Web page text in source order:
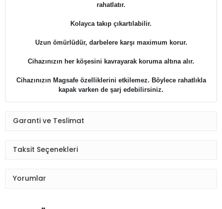
rahatlatır.
Kolayca takıp çıkartılabilir.
Uzun ömürlüdür, darbelere karşı maximum korur.
​​​​​​​Cihazınızın her köşesini kavrayarak koruma altına alır.
Cihazınızın Magsafe özelliklerini etkilemez. Böylece rahatlıkla
kapak varken de şarj edebilirsiniz.
Garanti ve Teslimat
Taksit Seçenekleri
Yorumlar